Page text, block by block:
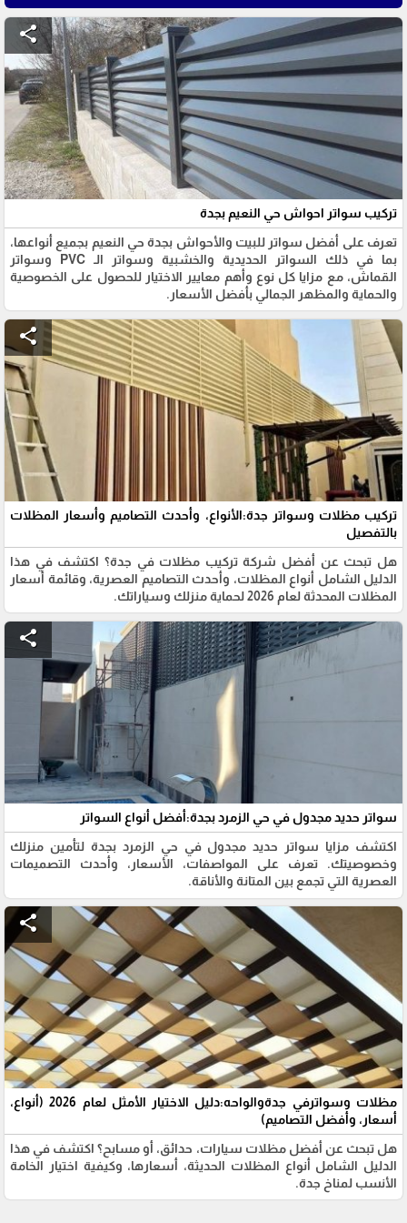
share
تركيب سواتر احواش حي النعيم بجدة
تعرف على أفضل سواتر للبيت والأحواش بجدة حي النعيم بجميع أنواعها،
بما في ذلك السواتر الحديدية والخشبية وسواتر الـ PVC وسواتر
القماش، مع مزايا كل نوع وأهم معايير الاختيار للحصول على الخصوصية
والحماية والمظهر الجمالي بأفضل الأسعار.
share
تركيب مظلات وسواتر جدة:الأنواع، وأحدث التصاميم وأسعار المظلات
بالتفصيل
هل تبحث عن أفضل شركة تركيب مظلات في جدة؟ اكتشف في هذا
الدليل الشامل أنواع المظلات، وأحدث التصاميم العصرية، وقائمة أسعار
المظلات المحدثة لعام 2026 لحماية منزلك وسياراتك.
share
سواتر حديد مجدول في حي الزمرد بجدة:أفضل أنواع السواتر
اكتشف مزايا سواتر حديد مجدول في حي الزمرد بجدة لتأمين منزلك
وخصوصيتك. تعرف على المواصفات، الأسعار، وأحدث التصميمات
العصرية التي تجمع بين المتانة والأناقة.
share
مظلات وسواترفي جدةوالواحه:دليل الاختيار الأمثل لعام 2026 (أنواع،
أسعار، وأفضل التصاميم)
هل تبحث عن أفضل مظلات سيارات، حدائق، أو مسابح؟ اكتشف في هذا
الدليل الشامل أنواع المظلات الحديثة، أسعارها، وكيفية اختيار الخامة
الأنسب لمناخ جدة.